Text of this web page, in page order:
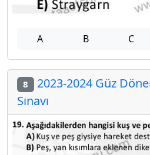
A B C
8 2023-2024 Güz
Sınavı